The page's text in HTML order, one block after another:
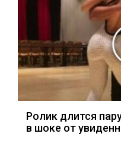
Ролик длится
в шоке от